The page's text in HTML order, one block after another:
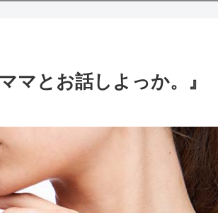
マとお話しよっか。』